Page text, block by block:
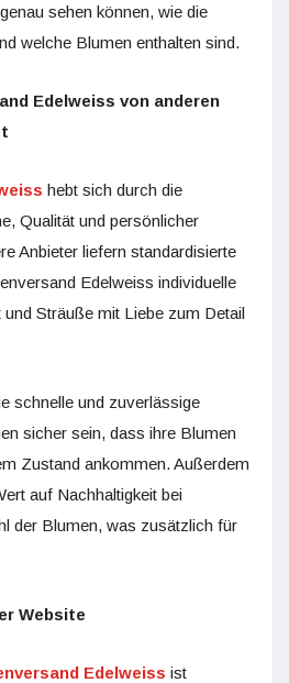
sehen können, wie die
welche Blumen enthalten sind.
Edelweiss von anderen
hebt sich durch die
Qualität und persönlicher
Anbieter liefern standardisierte
Edelweiss individuelle
Sträuße mit Liebe zum Detail
schnelle und zuverlässige
sicher sein, dass ihre Blumen
Zustand ankommen. Außerdem
auf Nachhaltigkeit bei
der Blumen, was zusätzlich für
Website
Edelweiss ist